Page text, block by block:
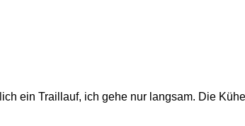
ein Traillauf, ich gehe nur langsam. Die